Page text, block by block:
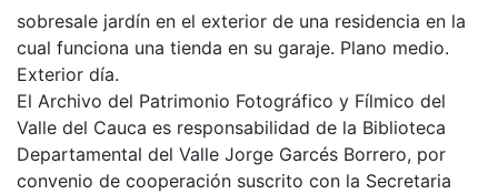
sobresale jardín en el exterior de una residencia en la
cual funciona una tienda en su garaje. Plano medio.
Exterior día.
El Archivo del Patrimonio Fotográfico y Fílmico del
Valle del Cauca es responsabilidad de la Biblioteca
Departamental del Valle Jorge Garcés Borrero, por
convenio de cooperación suscrito con la Secretaria